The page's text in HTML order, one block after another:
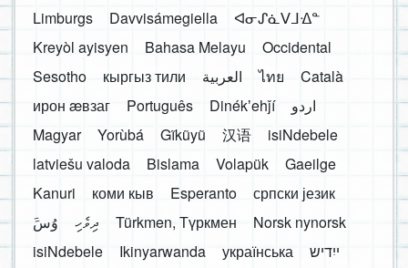
Limburgs
Davvisámegiella
ᐊᓂᔑᓈᐯᒧᐎᓐ
Kreyòl ayisyen
Bahasa Melayu
Occidental
Sesotho
кыргыз тили العربية ไทย
Català
ирон æвзаг
Português Dinékʼehǰí
اردو
Magyar
Yorùbá Gĩkũyũ 汉语
isiNdebele
latviešu valoda
Bislama Volapük
Gaeilge
Kanuri
коми кыв Esperanto
српски језик
َوُسَ
ދިވެހި Türkmen, Түркмен
Norsk nynorsk
isiNdebele
Ikinyarwanda українська
ייִדיש